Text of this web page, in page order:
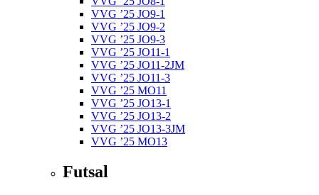
VVG ’25 JO9-1
VVG ’25 JO9-2
VVG ’25 JO9-3
VVG ’25 JO11-1
VVG ’25 JO11-2JM
VVG ’25 JO11-3
VVG ’25 MO11
VVG ’25 JO13-1
VVG ’25 JO13-2
VVG ’25 JO13-3JM
VVG ’25 MO13
Futsal